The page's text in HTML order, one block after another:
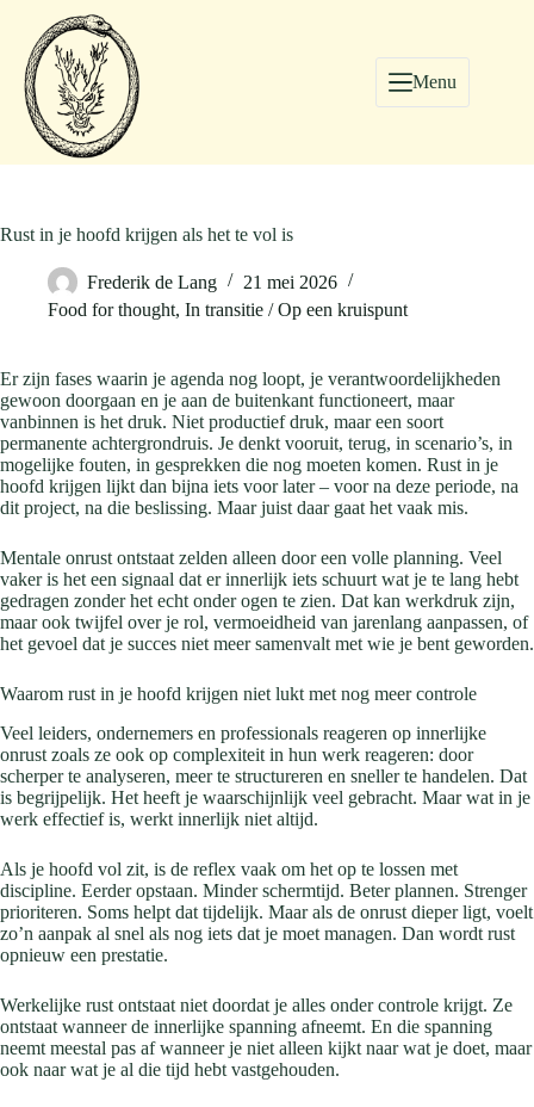
Menu
Rust in je hoofd krijgen als het te vol is
Frederik de Lang
21 mei 2026
Food for thought, In transitie / Op een kruispunt
Er zijn fases waarin je agenda nog loopt, je verantwoordelijkheden
gewoon doorgaan en je aan de buitenkant functioneert, maar
vanbinnen is het druk. Niet productief druk, maar een soort
permanente achtergrondruis. Je denkt vooruit, terug, in scenario’s, in
mogelijke fouten, in gesprekken die nog moeten komen. Rust in je
hoofd krijgen lijkt dan bijna iets voor later – voor na deze periode, na
dit project, na die beslissing. Maar juist daar gaat het vaak mis.
Mentale onrust ontstaat zelden alleen door een volle planning. Veel
vaker is het een signaal dat er innerlijk iets schuurt wat je te lang hebt
gedragen zonder het echt onder ogen te zien. Dat kan werkdruk zijn,
maar ook twijfel over je rol, vermoeidheid van jarenlang aanpassen, of
het gevoel dat je succes niet meer samenvalt met wie je bent geworden.
Waarom rust in je hoofd krijgen niet lukt met nog meer controle
Veel leiders, ondernemers en professionals reageren op innerlijke
onrust zoals ze ook op complexiteit in hun werk reageren: door
scherper te analyseren, meer te structureren en sneller te handelen. Dat
is begrijpelijk. Het heeft je waarschijnlijk veel gebracht. Maar wat in je
werk effectief is, werkt innerlijk niet altijd.
Als je hoofd vol zit, is de reflex vaak om het op te lossen met
discipline. Eerder opstaan. Minder schermtijd. Beter plannen. Strenger
prioriteren. Soms helpt dat tijdelijk. Maar als de onrust dieper ligt, voelt
zo’n aanpak al snel als nog iets dat je moet managen. Dan wordt rust
opnieuw een prestatie.
Werkelijke rust ontstaat niet doordat je alles onder controle krijgt. Ze
ontstaat wanneer de innerlijke spanning afneemt. En die spanning
neemt meestal pas af wanneer je niet alleen kijkt naar wat je doet, maar
ook naar wat je al die tijd hebt vastgehouden.